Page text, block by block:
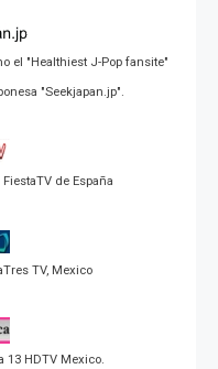
el "Healthiest J-Pop fansite"
"Seekjapan.jp".
de España
TV, Mexico
13 HDTV Mexico.